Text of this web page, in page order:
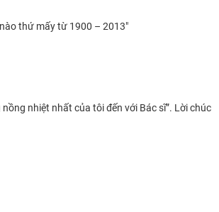
thứ mấy từ 1900 – 2013″
nhiệt nhất của tôi đến với Bác sĩ”. Lời chúc